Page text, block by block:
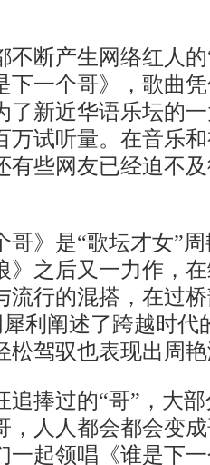
断产生网络红人的
下一个哥》，歌曲
了新近华语乐坛的
万试听量。在音乐
有些网友已经迫不
》是“歌坛才女”周
》之后又一力作，
流行的混搭，在过
利阐述了跨越时代
松驾驭也表现出周
捧过的“哥”，大部
，人人都会都会变
一起领唱《谁是下